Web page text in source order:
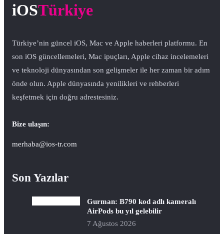
iOSTürkiye
Türkiye’nin güncel iOS, Mac ve Apple haberleri platformu. En
son iOS güncellemeleri, Mac ipuçları, Apple cihaz incelemeleri
ve teknoloji dünyasından son gelişmeler ile her zaman bir adım
önde olun. Apple dünyasında yenilikleri ve rehberleri
keşfetmek için doğru adrestesiniz.
Bize ulaşın:
merhaba@ios-tr.com
Son Yazılar
Gurman: B790 kod adlı kameralı
AirPods bu yıl gelebilir
7 Ağustos 2026